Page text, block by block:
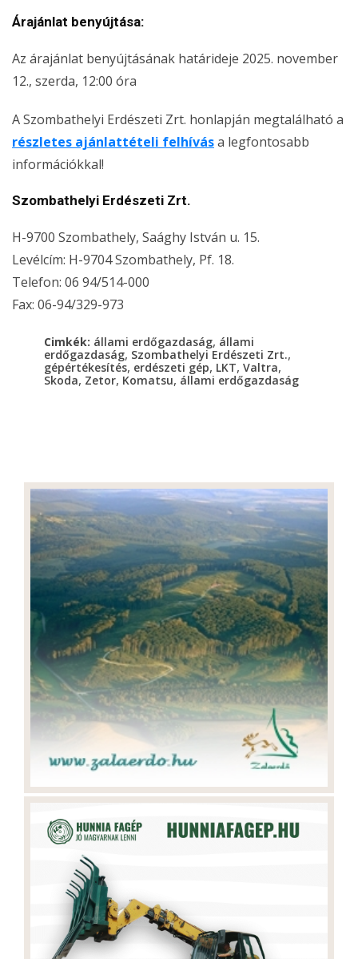
Árajánlat benyújtása:
Az árajánlat benyújtásának határideje 2025. november
12., szerda, 12:00 óra
A Szombathelyi Erdészeti Zrt. honlapján megtalálható a
részletes ajánlattételi felhívása legfontosabb
információkkal!
Szombathelyi Erdészeti Zrt.
H-9700 Szombathely, Saághy István u. 15.
Levélcím: H-9704 Szombathely, Pf. 18.
Telefon: 06 94/514-000
Fax: 06-94/329-973
Cimkék: állami erdőgazdaság, állami
erdőgazdaság, Szombathelyi Erdészeti Zrt.,
gépértékesítés, erdészeti gép, LKT, Valtra,
Skoda, Zetor, Komatsu, állami erdőgazdaság